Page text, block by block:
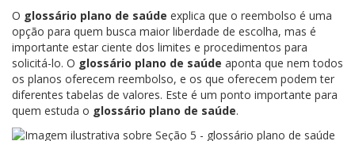
O glossário plano de saúde explica que o reembolso é uma
opção para quem busca maior liberdade de escolha, mas é
importante estar ciente dos limites e procedimentos para
solicitá-lo. O glossário plano de saúde aponta que nem todos
os planos oferecem reembolso, e os que oferecem podem ter
diferentes tabelas de valores. Este é um ponto importante para
quem estuda o glossário plano de saúde.